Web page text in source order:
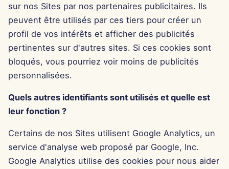
21 févr. 2025
14 févr. 2025
7 févr. 2025
31 janv. 2025
17 janv. 2025
sur nos Sites par nos partenaires publicitaires. Ils
peuvent être utilisés par ces tiers pour créer un
profil de vos intérêts et afficher des publicités
pertinentes sur d'autres sites. Si ces cookies sont
bloqués, vous pourriez voir moins de publicités
personnalisées.
Quels autres identifiants sont utilisés et quelle est
leur fonction ?
Certains de nos Sites utilisent Google Analytics, un
service d'analyse web proposé par Google, Inc.
Google Analytics utilise des cookies pour nous aider